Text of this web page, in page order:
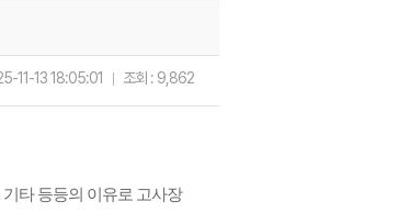
11-13 18:05:01 조회 : 9,862
타 등등의 이유로 고사장